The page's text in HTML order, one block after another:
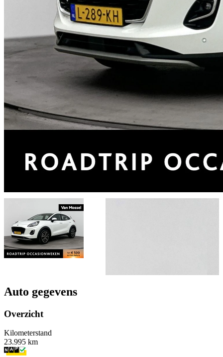
Auto gegevens
Overzicht
Kilometerstand
23.995 km